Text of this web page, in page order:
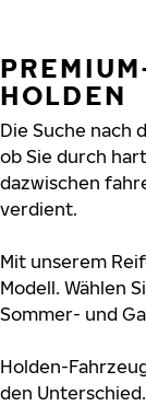
HOLDEN
Die Suche nach
ob Sie durch
dazwischen
verdient.
Mit unserem
Modell. Wählen
Sommer- und
Holden-
den